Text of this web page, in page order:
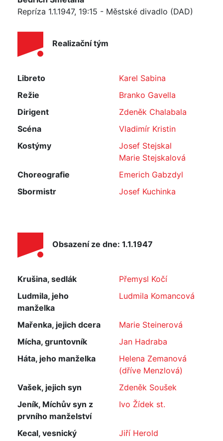
Repríza 1.1.1947, 19:15 - Městské divadlo (DAD)
Realizační tým
Libreto
Karel Sabina
Režie
Branko Gavella
Dirigent
Zdeněk Chalabala
Scéna
Vladimír Kristin
Kostýmy
Josef Stejskal
Marie Stejskalová
Choreografie
Emerich Gabzdyl
Sbormistr
Josef Kuchinka
Obsazení ze dne: 1.1.1947
Krušina, sedlák
Přemysl Kočí
Ludmila, jeho
manželka
Ludmila Komancová
Mařenka, jejich dcera
Marie Steinerová
Mícha, gruntovník
Jan Hadraba
Háta, jeho manželka
Helena Zemanová
(dříve Menzlová)
Vašek, jejich syn
Zdeněk Soušek
Jeník, Míchův syn z
prvního manželství
Ivo Žídek st.
Kecal, vesnický
Jiří Herold